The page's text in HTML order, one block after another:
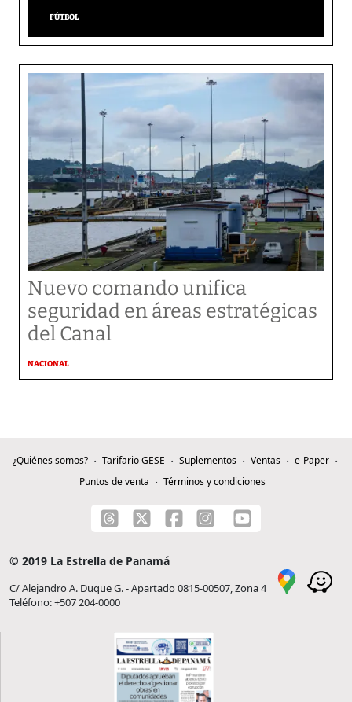
FÚTBOL
Nuevo comando unifica
seguridad en áreas estratégicas
del Canal
NACIONAL
¿Quiénes somos? Tarifario GESE Suplementos Ventas
e-Paper
Puntos de venta
Términos y condiciones
© 2019 La Estrella de Panamá
C/ Alejandro A. Duque G. - Apartado 0815-00507, Zona 4
Teléfono: +507 204-0000